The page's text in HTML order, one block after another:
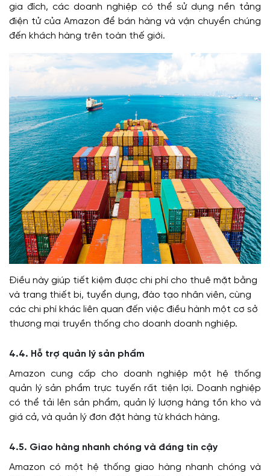
gia đích, các doanh nghiệp có thể sử dụng nền tảng
điện tử của Amazon để bán hàng và vận chuyển chúng
đến khách hàng trên toàn thế giới.
Điều này giúp tiết kiệm được chi phí cho thuê mặt bằng
và trang thiết bị, tuyển dụng, đào tạo nhân viên, cùng
các chi phí khác liên quan đến việc điều hành một cơ sở
thương mại truyền thống cho doanh doanh nghiệp.
4.4. Hỗ trợ quản lý sản phẩm
Amazon cung cấp cho doanh nghiệp một hệ thống
quản lý sản phẩm trực tuyến rất tiện lợi. Doanh nghiệp
có thể tải lên sản phẩm, quản lý lượng hàng tồn kho và
giá cả, và quản lý đơn đặt hàng từ khách hàng.
4.5. Giao hàng nhanh chóng và đáng tin cậy
Amazon có một hệ thống giao hàng nhanh chóng và